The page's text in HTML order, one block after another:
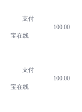
支付
宝在线
100.00
支付
宝在线
100.00